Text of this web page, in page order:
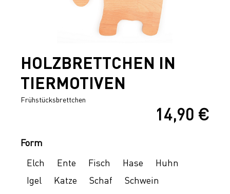
HOLZBRETTCHEN IN
TIERMOTIVEN
Frühstücksbrettchen
14,90 €
Form
Elch
Ente Fisch Hase
Huhn
Igel
Katze Schaf Schwein